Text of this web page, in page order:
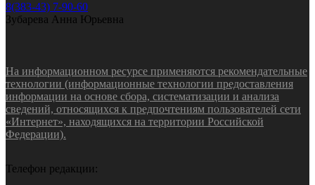
8(383-43) 7-90-60
Зубарева Анна Юрьевна
На информационном ресурсе применяются рекомендательные
технологии (информационные технологии предоставления
информации на основе сбора, систематизации и анализа
сведений, относящихся к предпочтениям пользователей сети
«Интернет», находящихся на территории Российской
Федерации).
Телефон редакции: